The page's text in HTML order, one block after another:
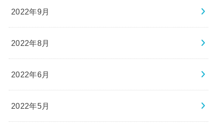
2022年9月
2022年8月
2022年6月
2022年5月